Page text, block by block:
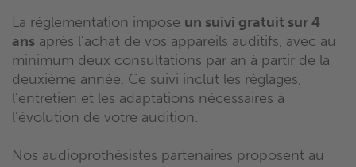
La réglementation impose un suivi gratuit sur 4
ans après l’achat de vos appareils auditifs, avec au
minimum deux consultations par an à partir de la
deuxième année. Ce suivi inclut les réglages,
l’entretien et les adaptations nécessaires à
l’évolution de votre audition.
Nos audioprothésistes partenaires proposent au